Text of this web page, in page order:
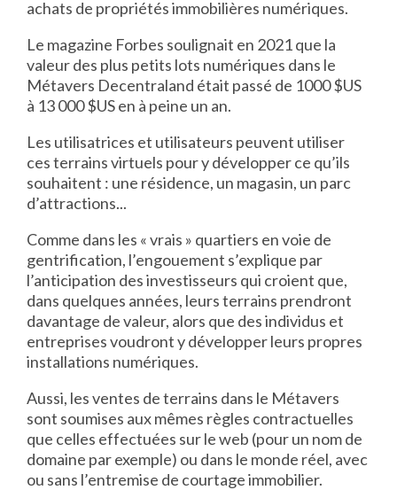
achats de propriétés immobilières numériques.
Le magazine Forbes soulignait en 2021 que la
valeur des plus petits lots numériques dans le
Métavers Decentraland était passé de 1000 $US
à 13 000 $US en à peine un an.
Les utilisatrices et utilisateurs peuvent utiliser
ces terrains virtuels pour y développer ce qu’ils
souhaitent : une résidence, un magasin, un parc
d’attractions...
Comme dans les « vrais » quartiers en voie de
gentrification, l’engouement s’explique par
l’anticipation des investisseurs qui croient que,
dans quelques années, leurs terrains prendront
davantage de valeur, alors que des individus et
entreprises voudront y développer leurs propres
installations numériques.
Aussi, les ventes de terrains dans le Métavers
sont soumises aux mêmes règles contractuelles
que celles effectuées sur le web (pour un nom de
domaine par exemple) ou dans le monde réel, avec
ou sans l’entremise de courtage immobilier.